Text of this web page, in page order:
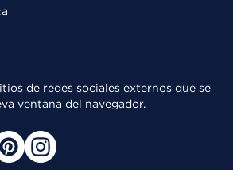
de redes sociales externos que se
ventana del navegador.